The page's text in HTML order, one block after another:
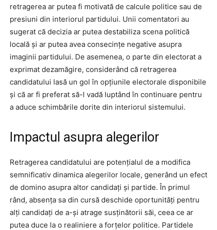
retragerea ar putea fi motivată de calcule politice sau de
presiuni din interiorul partidului. Unii comentatori au
sugerat că decizia ar putea destabiliza scena politică
locală și ar putea avea consecințe negative asupra
imaginii partidului. De asemenea, o parte din electorat a
exprimat dezamăgire, considerând că retragerea
candidatului lasă un gol în opțiunile electorale disponibile
și că ar fi preferat să-l vadă luptând în continuare pentru
a aduce schimbările dorite din interiorul sistemului.
Impactul asupra alegerilor
Retragerea candidatului are potențialul de a modifica
semnificativ dinamica alegerilor locale, generând un efect
de domino asupra altor candidați și partide. În primul
rând, absența sa din cursă deschide oportunități pentru
alți candidați de a-și atrage susținătorii săi, ceea ce ar
putea duce la o realiniere a forțelor politice. Partidele